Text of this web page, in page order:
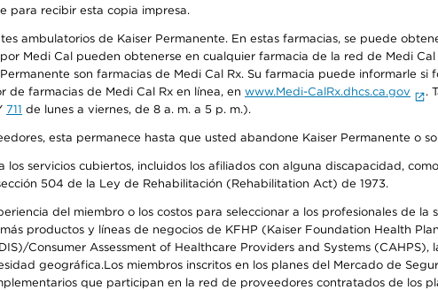
para recibir esta copia impresa.
ambulatorios de Kaiser Permanente. En estas farmacias, se puede
Medi Cal pueden obtenerse en cualquier farmacia de la red de Medi
son farmacias de Medi Cal Rx. Su farmacia puede informarle
de farmacias de Medi Cal Rx en línea, en www.Medi-CalRx.dhcs.ca.gov
.
711 de lunes a viernes, de 8 a. m. a 5 p. m.).
esta permanece hasta que usted abandone Kaiser Permanente o
servicios cubiertos, incluidos los afiliados con alguna discapacidad,
504 de la Ley de Rehabilitación (Rehabilitation Act) de 1973.
del miembro o los costos para seleccionar a los profesionales de
productos y líneas de negocios de KFHP (Kaiser Foundation Health
Consumer Assessment of Healthcare Providers and Systems (CAHPS),
geográfica.Los miembros inscritos en los planes del Mercado de
que participan en la red de proveedores contratados de los